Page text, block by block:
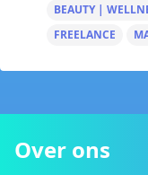
BEAUTY |
FREELANCE
Over ons